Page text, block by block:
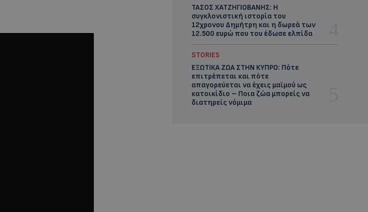
ΤΑΣΟΣ ΧΑΤΖΗΓΙΟΒΑΝΗΣ: Η
συγκλονιστική ιστορία του
12χρονου Δημήτρη και η δωρεά των
12.500 ευρώ που του έδωσε ελπίδα
STORIES
ΕΞΩΤΙΚΑ ΖΩΑ ΣΤΗΝ ΚΥΠΡΟ: Πότε
επιτρέπεται και πότε
απαγορεύεται να έχεις μαϊμού ως
κατοικίδιο – Ποια ζώα μπορείς να
διατηρείς νόμιμα